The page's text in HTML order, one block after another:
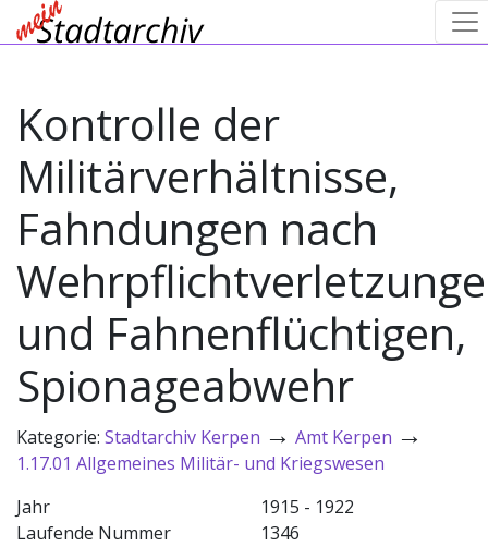
Kontrolle der
Militärverhältnisse,
Fahndungen nach
und Fahnenflüchtigen,
Spionageabwehr
Kategorie: Stadtarchiv Kerpen → Amt Kerpen →
1.17.01 Allgemeines Militär- und Kriegswesen
Jahr
1915 - 1922
Laufende Nummer
1346